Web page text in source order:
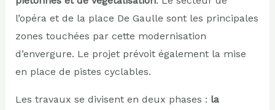
l’opéra et de la place De Gaulle sont les principales
zones touchées par cette modernisation
d’envergure. Le projet prévoit également la mise
en place de pistes cyclables.
Les travaux se divisent en deux phases : la